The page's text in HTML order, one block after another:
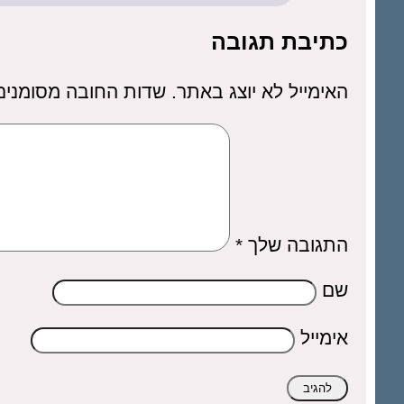
כתיבת תגובה
האימייל לא יוצג באתר. שדות החובה
התגובה שלך *
שם
אימייל